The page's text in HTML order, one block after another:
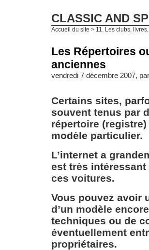
CLASSIC AND
Accueil du site > 11. Les clubs,
Les Répertoires
anciennes
vendredi 7 décembre 2007, par
Certains sites,
souvent tenus par
répertoire
modèle particulier.
L’internet a
est très intéressant
ces voitures.
Vous pouvez avoir
d’un modèle
techniques ou de
éventuellement
propriétaires.